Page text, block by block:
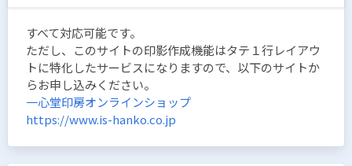
すべて対応可能です。
ただし、このサイトの印影作成機能はタテ１行レイアウ
トに特化したサービスになりますので、以下のサイトか
らお申し込みください。
一心堂印房オンラインショップ
https://www.is-hanko.co.jp